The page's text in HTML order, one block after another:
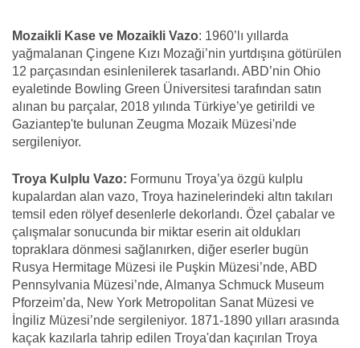
Mozaikli Kase ve Mozaikli Vazo: 1960’lı yıllarda
yağmalanan Çingene Kızı Mozaği’nin yurtdışına götürülen
12 parçasından esinlenilerek tasarlandı. ABD’nin Ohio
eyaletinde Bowling Green Üniversitesi tarafından satın
alınan bu parçalar, 2018 yılında Türkiye’ye getirildi ve
Gaziantep'te bulunan Zeugma Mozaik Müzesi'nde
sergileniyor.
Troya Kulplu Vazo: Formunu Troya’ya özgü kulplu
kupalardan alan vazo, Troya hazinelerindeki altın takıları
temsil eden rölyef desenlerle dekorlandı. Özel çabalar ve
çalışmalar sonucunda bir miktar eserin ait oldukları
topraklara dönmesi sağlanırken, diğer eserler bugün
Rusya Hermitage Müzesi ile Puşkin Müzesi’nde, ABD
Pennsylvania Müzesi’nde, Almanya Schmuck Museum
Pforzeim’da, New York Metropolitan Sanat Müzesi ve
İngiliz Müzesi’nde sergileniyor. 1871-1890 yılları arasında
kaçak kazılarla tahrip edilen Troya'dan kaçırılan Troya